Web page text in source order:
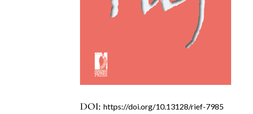
DOI:https://doi.org/10.13128/rief-7985